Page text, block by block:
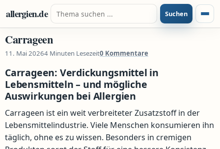
Zum Inhalt springen
allergien.de Suche nach: Suchen
Carrageen
11. Mai 20264 Minuten Lesezeit0 Kommentare
Carrageen: Verdickungsmittel in
Lebensmitteln – und mögliche
Auswirkungen bei Allergien
Carrageen ist ein weit verbreiteter Zusatzstoff in der
Lebensmittelindustrie. Viele Menschen konsumieren ihn
täglich, ohne es zu wissen. Besonders in cremigen